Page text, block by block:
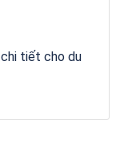
tiết cho du